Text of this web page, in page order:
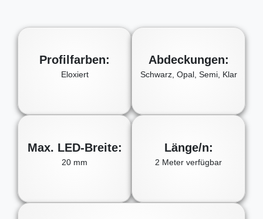
Profilfarben:
Eloxiert
Abdeckungen:
Schwarz, Opal, Semi, Klar
Max. LED-Breite:
20 mm
Länge/n:
2 Meter verfügbar